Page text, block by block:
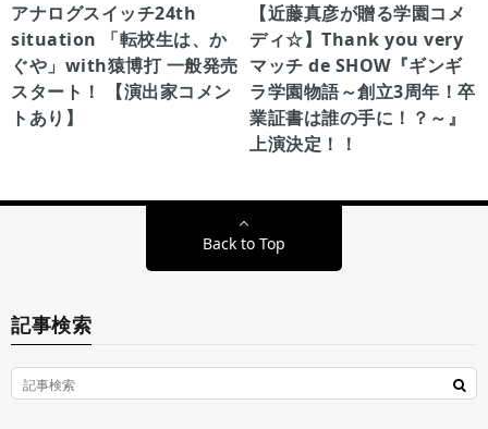
アナログスイッチ24th
situation 「転校生は、か
ぐや」with猿博打 一般発売
スタート！ 【演出家コメン
トあり】
【近藤真彦が贈る学園コメ
ディ☆】Thank you very
マッチ de SHOW『ギンギ
ラ学園物語～創立3周年！卒
業証書は誰の手に！？～』
上演決定！！
Back to Top
記事検索